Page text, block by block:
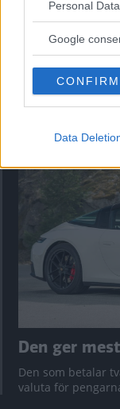
not limited to your
use your data for
consent section.
Personal
Google
CONFIRM
Data
Så står sig
Vi ställe
Den ger
Den som betalar
valuta för